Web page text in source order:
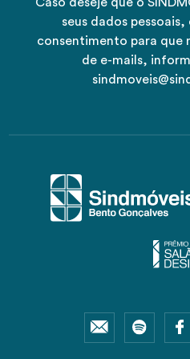
seus dados
consentimento para que
de e-mails,